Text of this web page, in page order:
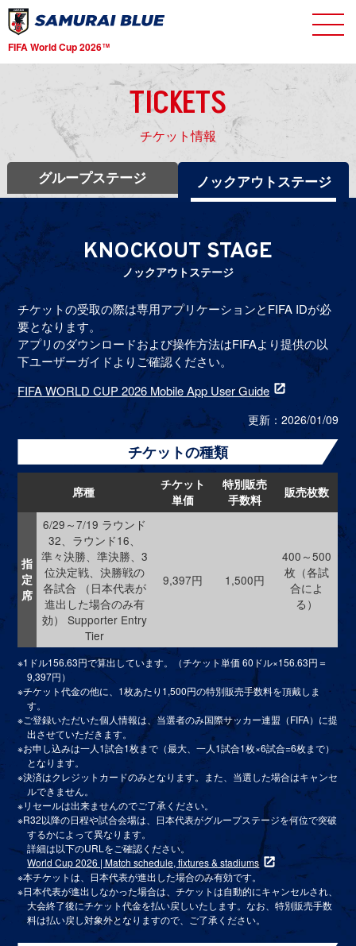
FIFA World Cup 2026TM
TICKETS
チケット情報
グループステージ ノックアウトステージ
KNOCKOUT STAGE
ノックアウトステージ
チケットの受取の際は専用アプリケーションとFIFA IDが必
要となります。
アプリのダウンロードおよび操作方法はFIFAより提供の以
下ユーザーガイドよりご確認ください。
FIFA WORLD CUP 2026 Mobile App User Guide 別ウィンドウ
更新：2026/01/09
チケットの種類
席種
チケット
単価
特別販売
手数料
販売枚数
指
定
席
6/29～7/19 ラウンド
32、ラウンド16、
準々決勝、準決勝、3
位決定戦、決勝戦の
各試合 （日本代表が
進出した場合のみ有
効） Supporter Entry
Tier
9,397円 1,500円
400～500
枚（各試
合によ
る）
※1ドル156.63円で算出しています。（チケット単価 60ドル×156.63円＝
9,397円）
※チケット代金の他に、1枚あたり1,500円の特別販売手数料を頂戴しま
す。
※ご登録いただいた個人情報は、当選者のみ国際サッカー連盟（FIFA）に提
出させていただきます。
※お申し込みは一人1試合1枚まで（最大、一人1試合1枚×6試合=6枚まで）
となります。
※決済はクレジットカードのみとなります。また、当選した場合はキャンセ
ルできません。
※リセールは出来ませんのでご了承ください。
※R32以降の日程や試合会場は、日本代表がグループステージを何位で突破
するかによって異なります。
詳細は以下のURLをご確認ください。
World Cup 2026 | Match schedule, fixtures & stadiums
※本チケットは、日本代表が進出した場合のみ有効です。
※日本代表が進出しなかった場合は、チケットは自動的にキャンセルされ、
大会終了後にチケット代金を払い戻しいたします。なお、特別販売手数
料は払い戻し対象外となりますので、ご了承ください。